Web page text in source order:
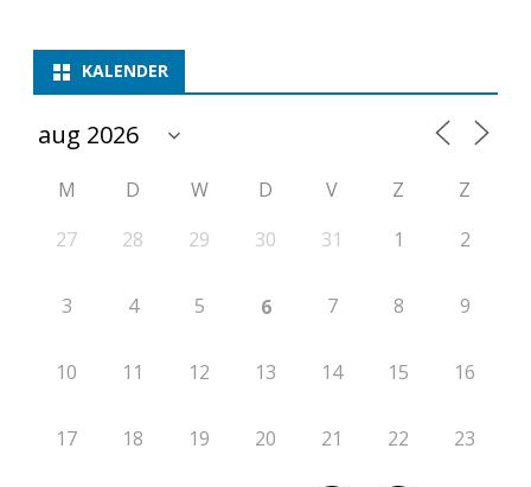
e
2
0
2
2
6
KALENDER
M D W D V Z
Z
27
28 29 30 31 1 2
3 4 5 6 7 8 9
10 11 12 13 14 15 16
17 18 19 20 21 22 23